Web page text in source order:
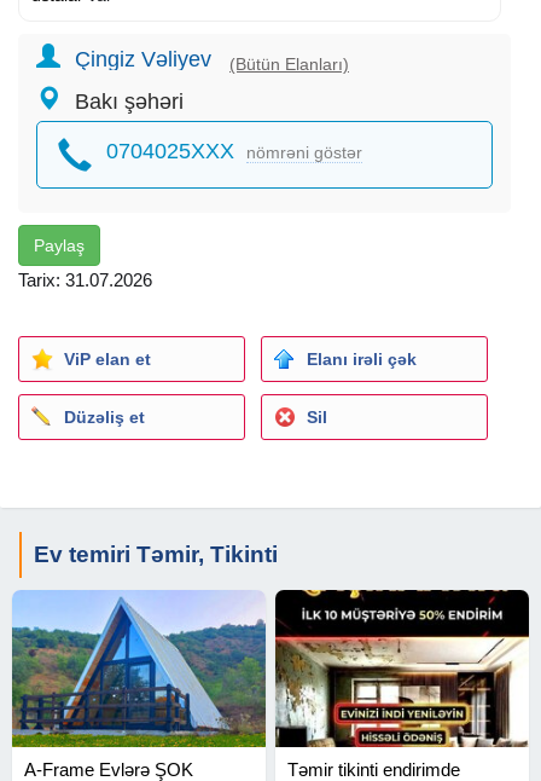
Çingiz Vəliyev (Bütün Elanları)
Bakı şəhəri
0704025XXX nömrəni göstər
Paylaş
Tarix: 31.07.2026
ViP elan et Elanı irəli çək
Düzəliş et Sil
Ev temiri Təmir, Tikinti
A-Frame Evlərə ŞOK
Təmir tikinti endirimde